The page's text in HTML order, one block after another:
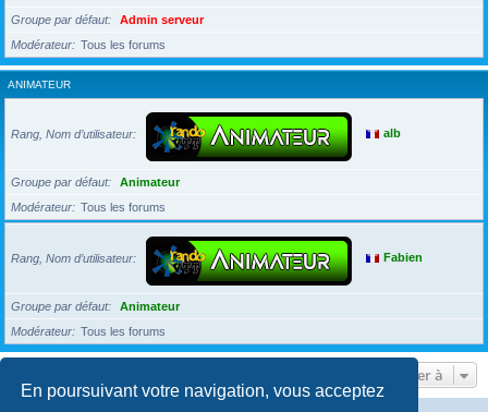
En poursuivant votre navigation, vous acceptez
Groupe par défaut
Admin serveur
Modérateur
Tous les forums
ANIMATEUR
Rang, Nom d’utilisateur alb
Groupe par défaut
Animateur
Modérateur
Tous les forums
Rang, Nom d’utilisateur Fabien
Groupe par défaut
Animateur
Modérateur
Tous les forums
Aller à